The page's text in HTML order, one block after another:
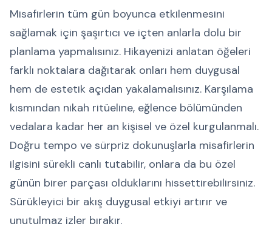
Misafirlerin tüm gün boyunca etkilenmesini
sağlamak için şaşırtıcı ve içten anlarla dolu bir
planlama yapmalısınız. Hikayenizi anlatan öğeleri
farklı noktalara dağıtarak onları hem duygusal
hem de estetik açıdan yakalamalısınız. Karşılama
kısmından nikah ritüeline, eğlence bölümünden
vedalara kadar her an kişisel ve özel kurgulanmalı.
Doğru tempo ve sürpriz dokunuşlarla misafirlerin
ilgisini sürekli canlı tutabilir, onlara da bu özel
günün birer parçası olduklarını hissettirebilirsiniz.
Sürükleyici bir akış duygusal etkiyi artırır ve
unutulmaz izler bırakır.